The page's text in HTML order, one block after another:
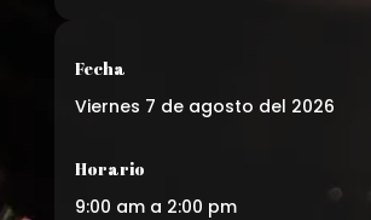
Fecha
Viernes 7 de agosto del 2026
Horario
9:00 am a 2:00 pm